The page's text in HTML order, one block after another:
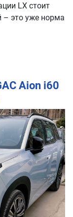
LX стоит
– это уже норма
Aion i60